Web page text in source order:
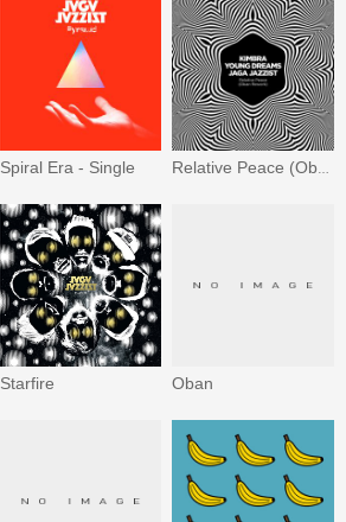
Spiral Era - Single
Starfire Oban